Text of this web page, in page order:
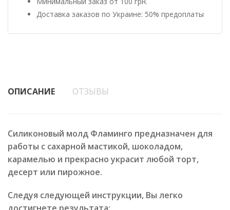
Доставка заказов по Украине: 50% предоплаты
ОПИСАНИЕ ОТЗЫВЫ
Силиконовый молд Фламинго предназначен для
работы с сахарной мастикой, шоколадом,
карамелью и прекрасно украсит любой торт,
десерт или пирожное.
Следуя следующей инструкции, Вы легко
достигнете результата: